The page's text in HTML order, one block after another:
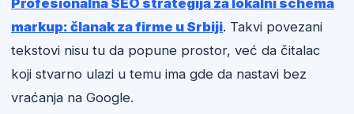
Profesionalna SEO strategija za lokalni schema
markup: članak za firme u Srbiji. Takvi povezani
tekstovi nisu tu da popune prostor, već da čitalac
koji stvarno ulazi u temu ima gde da nastavi bez
vraćanja na Google.